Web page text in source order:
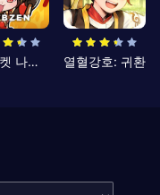
뮤: 포켓 나이츠 열혈강호: 귀환